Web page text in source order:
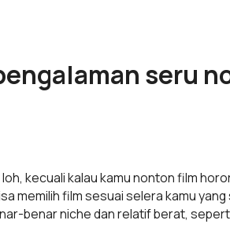
seru
kecuali kalau kamu nonton film
memilih film sesuai selera kamu
benar niche dan relatif berat,